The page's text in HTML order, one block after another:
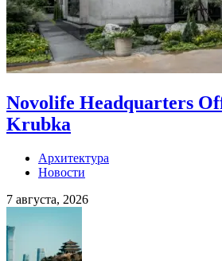
Novolife Headquarters
Krubka
Архитектура
Новости
7 августа, 2026